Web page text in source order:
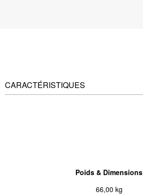
CARACTÉRISTIQUES
Poids & Dimensions
66,00 kg